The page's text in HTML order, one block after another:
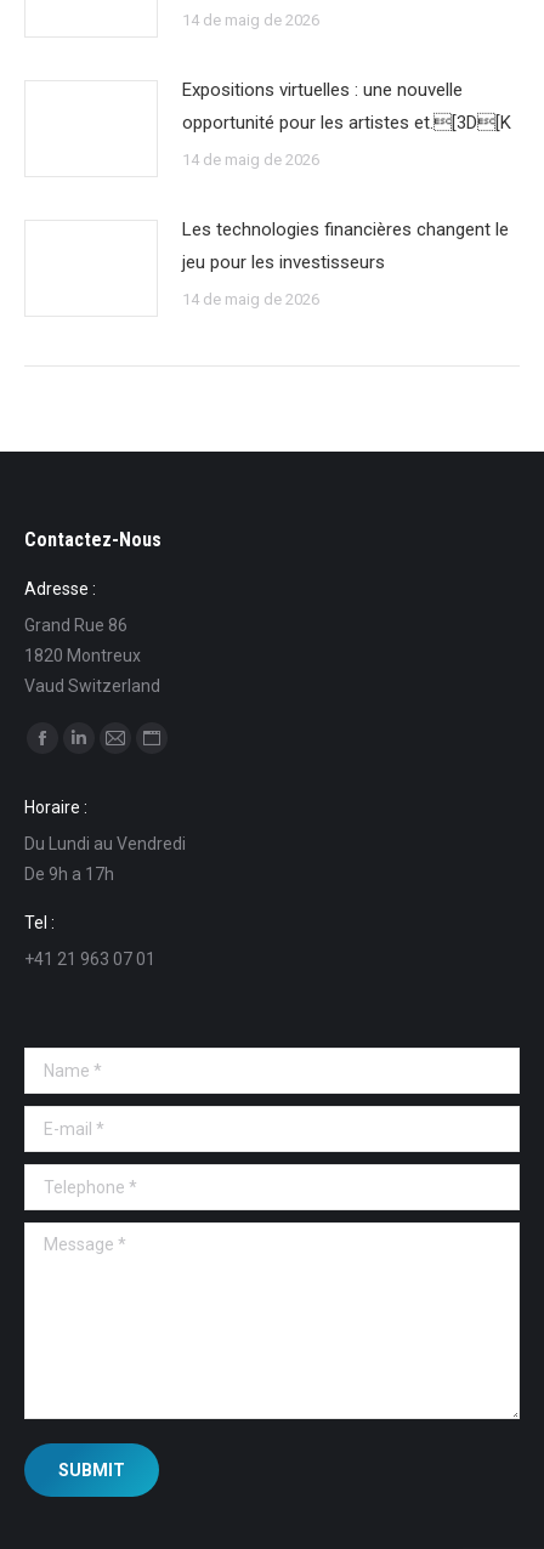
14 de maig de 2026
Expositions virtuelles : une nouvelle
opportunité pour les artistes et.[3D[K
14 de maig de 2026
Les technologies financières changent le
jeu pour les investisseurs
14 de maig de 2026
Contactez-Nous
Adresse :
Grand Rue 86
1820 Montreux
Vaud Switzerland
Find us on:
opens
in
new
window
opens
in
new
in
in
Horaire :
Du Lundi au Vendredi
De 9h a 17h
Tel :
+41 21 963 07 01
Name *
E-mail *
Telephone *
Message *
SUBMIT